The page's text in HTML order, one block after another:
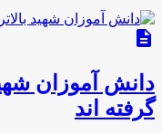
description
دانش آموزان
گرفته اند